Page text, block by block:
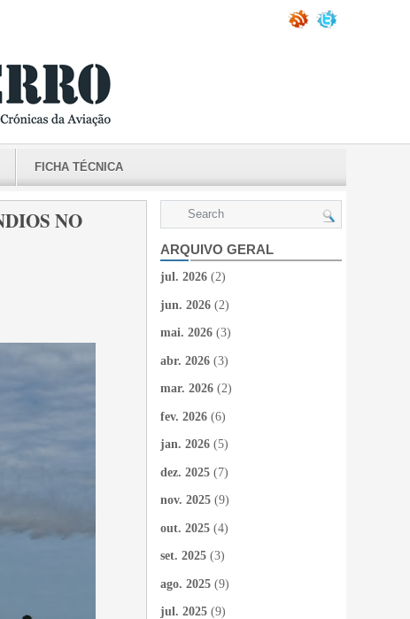
FICHA TÉCNICA
NO
ARQUIVO GERAL
jul. 2026 (2)
jun. 2026 (2)
mai. 2026 (3)
abr. 2026 (3)
mar. 2026 (2)
fev. 2026 (6)
jan. 2026 (5)
dez. 2025 (7)
nov. 2025 (9)
out. 2025 (4)
set. 2025 (3)
ago. 2025 (9)
jul. 2025 (9)